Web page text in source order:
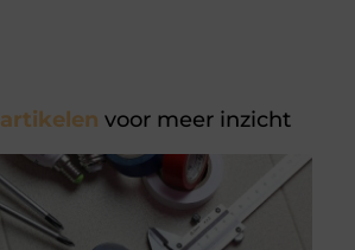
artikelen voor meer inzicht